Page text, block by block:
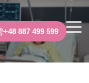
+48 887 499 599